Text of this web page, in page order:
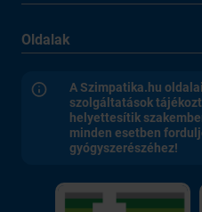
Oldalak
A Szimpatika.hu
szolgáltatások
helyettesítik
minden esetben
gyógyszerészéhez!